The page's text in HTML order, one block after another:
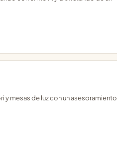
y mesas de luz con un asesoramiento